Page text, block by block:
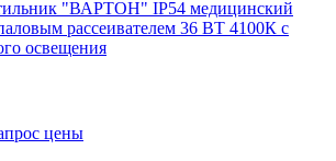
"ВАРТОН" IP54 медицинский
рассеивателем 36 ВТ 4100К с
освещения
цены